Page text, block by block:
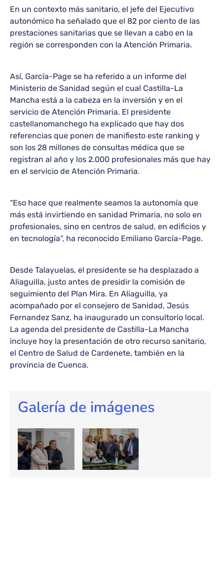
En un contexto más sanitario, el jefe del Ejecutivo
autonómico ha señalado que el 82 por ciento de las
prestaciones sanitarias que se llevan a cabo en la
región se corresponden con la Atención Primaria.
Así, García-Page se ha referido a un informe del
Ministerio de Sanidad según el cual Castilla-La
Mancha está a la cabeza en la inversión y en el
servicio de Atención Primaria. El presidente
castellanomanchego ha explicado que hay dos
referencias que ponen de manifiesto este ranking y
son los 28 millones de consultas médica que se
registran al año y los 2.000 profesionales más que hay
en el servicio de Atención Primaria.
“Eso hace que realmente seamos la autonomía que
más está invirtiendo en sanidad Primaria, no solo en
profesionales, sino en centros de salud, en edificios y
en tecnología”, ha reconocido Emiliano García-Page.
Desde Talayuelas, el presidente se ha desplazado a
Aliaguilla, justo antes de presidir la comisión de
seguimiento del Plan Mira. En Aliaguilla, ya
acompañado por el consejero de Sanidad, Jesús
Fernandez Sanz, ha inaugurado un consultorio local.
La agenda del presidente de Castilla-La Mancha
incluye hoy la presentación de otro recurso sanitario,
el Centro de Salud de Cardenete, también en la
provincia de Cuenca.
Galería de imágenes